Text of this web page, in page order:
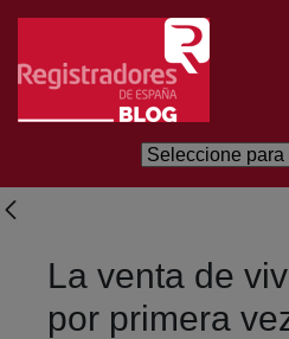
Skip to Main Content
La venta de
por primera